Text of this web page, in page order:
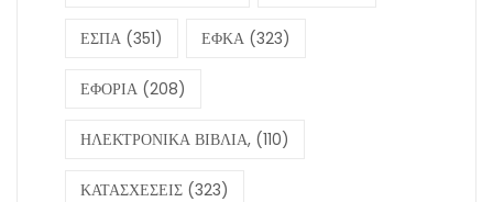
ΕΣΠΑ (351) ΕΦΚΑ (323)
ΕΦΟΡΙΑ (208)
ΗΛΕΚΤΡΟΝΙΚΑ ΒΙΒΛΙΑ, (110)
ΚΑΤΑΣΧΕΣΕΙΣ (323)